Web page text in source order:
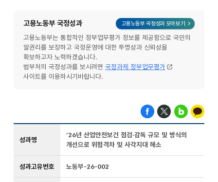
고용노동부 국정성과
고용노동부는 통합적인 정부업무평가 정보를 제공함으로 국민의
알권리를 보장하고 국정운영에 대한 투명성과 신뢰성을
확보하고자 노력하겠습니다.
범부처의 국정성과를 보시려면 국정과제 정부업무평가
사이트를 이용하시기바랍니다.
레이어 화면
고용노동부 국정성과 모아보기
성과명
‘26년 산업안전보건 점검·감독 규모 및 방식의
개선으로 위험격차 및 사각지대 해소
성과고유번호 노동부-26-002